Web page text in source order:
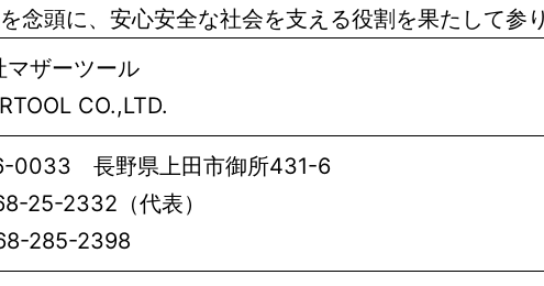
念頭に、安心安全な社会を支える役割を果たして参り
マザーツール
CO.,LTD.
0033 長野県上田市御所431-6
25-2332（代表）
285-2398